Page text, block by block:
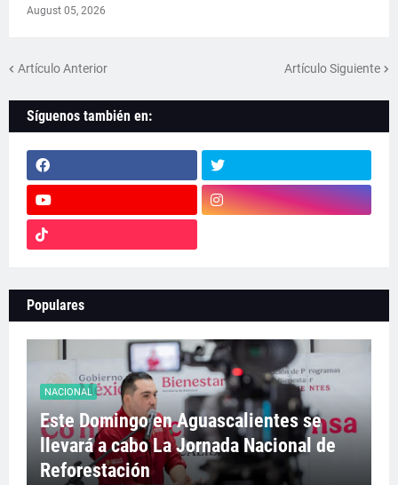
August 05, 2026
Artículo Anterior Artículo Siguiente
Síguenos también en:
Populares
NACIONAL
Este Domingo en Aguascalientes se
llevará a cabo La Jornada Nacional de
Reforestación